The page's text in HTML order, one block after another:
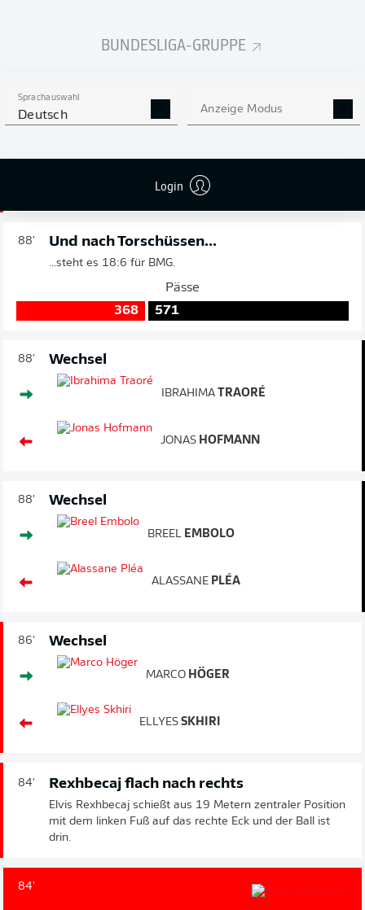
BUNDESLIGA-GRUPPE
Sprachauswahl
Deutsch Anzeige Modus
Login
180 Sekunden noch.
FREDERIK
88' Und nach Torschüssen...
...steht es 18:6 für BMG.
Pässe
368
571
88' Wechsel
IBRAHIMA TRAORÉ
JONAS HOFMANN
88' Wechsel
BREEL EMBOLO
ALASSANE PLÉA
86' Wechsel
MARCO HÖGER
ELLYES SKHIRI
84' Rexhbecaj flach nach rechts
Elvis Rexhbecaj schießt aus 19 Metern zentraler Position
mit dem linken Fuß auf das rechte Eck und der Ball ist
drin.
84'